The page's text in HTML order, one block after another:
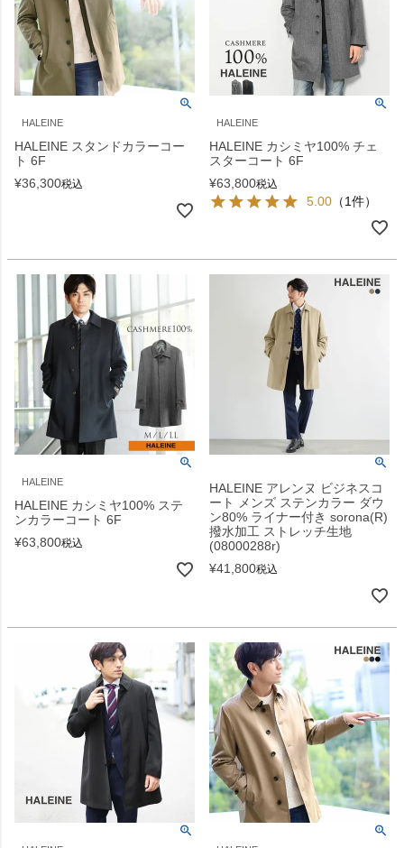
HALEINE
HALEINE スタンドカラーコー
ト 6F
¥36,300税込
HALEINE
HALEINE カシミヤ100% チェ
スターコート 6F
¥63,800税込
5.00 （1件）
HALEINE
HALEINE カシミヤ100% ステ
ンカラーコート 6F
¥63,800税込
HALEINE アレンヌ ビジネスコ
ート メンズ ステンカラー ダウ
ン80% ライナー付き sorona(R)
撥水加工 ストレッチ生地
(08000288r)
¥41,800税込